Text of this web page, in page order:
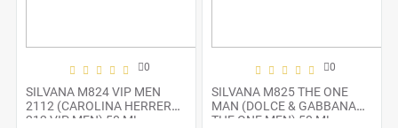
0
SILVANA M824 VIP MEN
2112 (CAROLINA HERRERA
212 VIP MEN) 50 ML
0
SILVANA M825 THE ONE
MAN (DOLCE & GABBANA
THE ONE MEN) 50 ML